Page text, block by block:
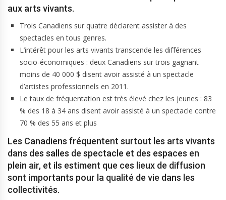
aux arts vivants.
Trois Canadiens sur quatre déclarent assister à des
spectacles en tous genres.
L’intérêt pour les arts vivants transcende les différences
socio-économiques : deux Canadiens sur trois gagnant
moins de 40 000 $ disent avoir assisté à un spectacle
d’artistes professionnels en 2011.
Le taux de fréquentation est très élevé chez les jeunes : 83
% des 18 à 34 ans disent avoir assisté à un spectacle contre
70 % des 55 ans et plus
Les Canadiens fréquentent surtout les arts vivants
dans des salles de spectacle et des espaces en
plein air, et ils estiment que ces lieux de diffusion
sont importants pour la qualité de vie dans les
collectivités.